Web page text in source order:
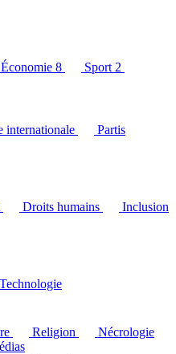
Économie 8 Sport 2
internationale
Partis
Droits humains
Inclusion
Technologie
Religion
Nécrologie